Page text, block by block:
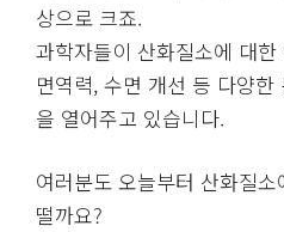
상으로 크죠.
과학자들이 산화질소에 대
면역력, 수면 개선 등 다양
을 열어주고 있습니다.
여러분도 오늘부터 산화질
떨까요?